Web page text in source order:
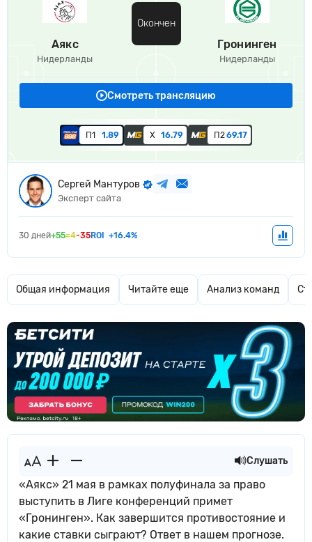
Аякс
Нидерланды
Окончен
Гронинген
Нидерланды
Смотреть трансляцию
П1 1.89 Х 16.79 П269.17
Сергей Мантуров
Эксперт сайта
30 дней+55=4-35ROI +16.4%
Общая информация Читайте еще Анализ команд
Слушать
«Аякс» 21 мая в рамках полуфинала за право
выступить в Лиге конференций примет
«Гронинген». Как завершится противостояние и
какие ставки сыграют? Ответ в нашем прогнозе.